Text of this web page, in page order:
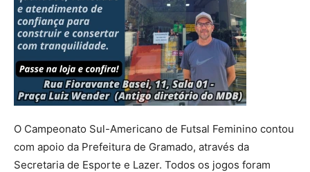
O Campeonato Sul-Americano de Futsal Feminino contou
com apoio da Prefeitura de Gramado, através da
Secretaria de Esporte e Lazer. Todos os jogos foram